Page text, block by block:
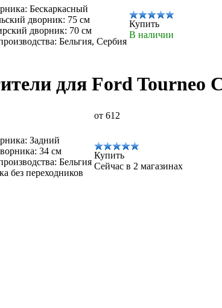
Бескаркасный
дворник: 75 см
дворник: 70 см
Бельгия, Сербия
Купить
В наличии
для Ford Tourneo
от 612
Задний
34 см
Бельгия
без переходников
Купить
Сейчас в 2 магазинах